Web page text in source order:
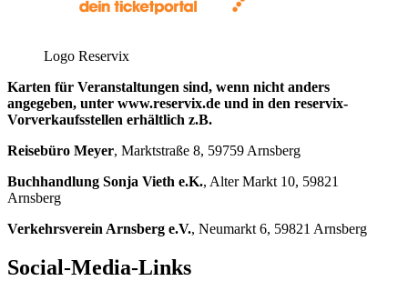
Logo Reservix
Karten für Veranstaltungen sind, wenn nicht anders
angegeben, unter www.reservix.de und in den reservix-
Vorverkaufsstellen erhältlich z.B.
Reisebüro Meyer, Marktstraße 8, 59759 Arnsberg
Buchhandlung Sonja Vieth e.K., Alter Markt 10, 59821
Arnsberg
Verkehrsverein Arnsberg e.V., Neumarkt 6, 59821 Arnsberg
Social-Media-Links